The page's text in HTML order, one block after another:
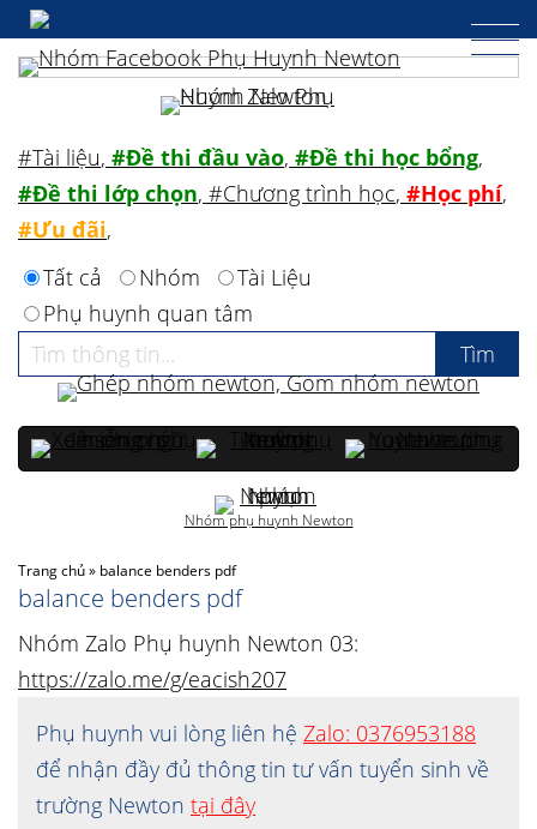
Trang chủ» balance benders pdf
balance benders pdf
Nhóm Zalo Phụ huynh Newton 03:
https://zalo.me/g/eacish207
Phụ huynh vui lòng liên hệ Zalo: 0376953188
để nhận đầy đủ thông tin tư vấn tuyển sinh về
trường Newton tại đây
#Tài liệu, #Đề thi đầu vào, #Đề thi học bổng,
#Đề thi lớp chọn, #Chương trình học, #Học phí,
#Ưu đãi,
Tất cả
Nhóm
Tài Liệu
Phụ huynh quan tâm
Nhóm phụ huynh Newton